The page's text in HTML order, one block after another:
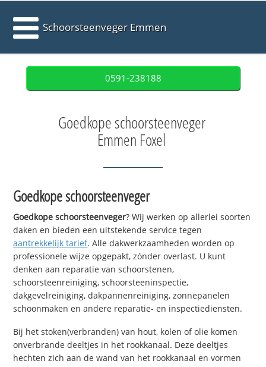
Schoorsteenveger Emmen
0591-238188
Goedkope schoorsteenveger
Emmen Foxel
Goedkope schoorsteenveger
Goedkope schoorsteenveger? Wij werken op allerlei soorten
daken en bieden een uitstekende service tegen
aantrekkelijk tarief. Alle dakwerkzaamheden worden op
professionele wijze opgepakt, zónder overlast. U kunt
denken aan reparatie van schoorstenen,
schoorsteenreiniging, schoorsteeninspectie,
dakgevelreiniging, dakpannenreiniging, zonnepanelen
schoonmaken en andere reparatie- en inspectiediensten.
Bij het stoken(verbranden) van hout, kolen of olie komen
onverbrande deeltjes in het rookkanaal. Deze deeltjes
hechten zich aan de wand van het rookkanaal en vormen